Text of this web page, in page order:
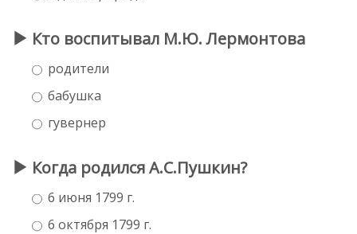
Кто воспитывал М.Ю. Лермонтова
родители
бабушка
гувернер
Когда родился А.С.Пушкин?
6 июня 1799 г.
6 октября 1799 г.